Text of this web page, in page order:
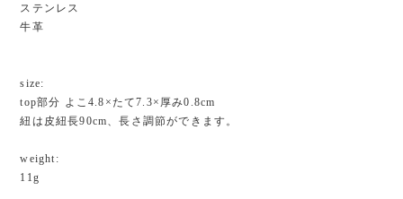
ステンレス
牛革
size:
top部分 よこ4.8×たて7.3×厚み0.8cm
紐は皮紐長90cm、長さ調節ができます。
weight:
11g